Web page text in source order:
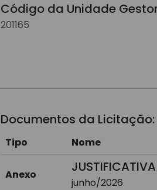
Código da Unidade
201165
Documentos da Licitação:
Tipo Nome
Anexo
junho/2026